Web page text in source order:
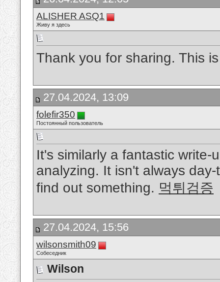
ALISHER ASQ1
Живу я здесь
Thank you for sharing. This
27.04.2024, 13:09
folefir350
Постоянный пользователь
It's similarly a fantastic
analyzing. It isn't always
find out something. 먹튀검증
27.04.2024, 15:56
wilsonsmith09
Собеседник
Wilson